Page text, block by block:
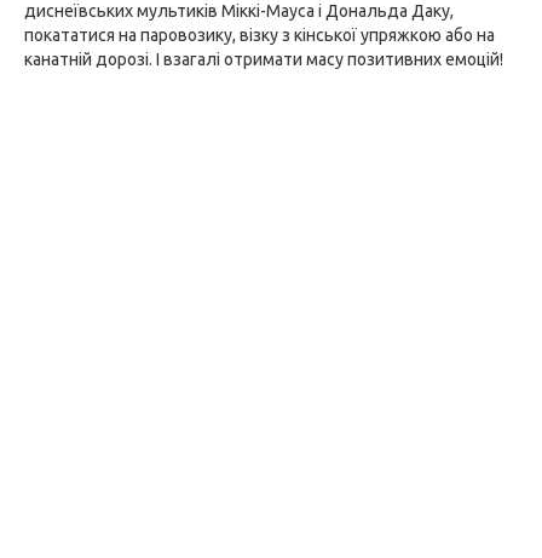
диснеївських мультиків Міккі-Мауса і Дональда Даку,
покататися на паровозику, візку з кінської упряжкою або на
канатній дорозі. І взагалі отримати масу позитивних емоцій!